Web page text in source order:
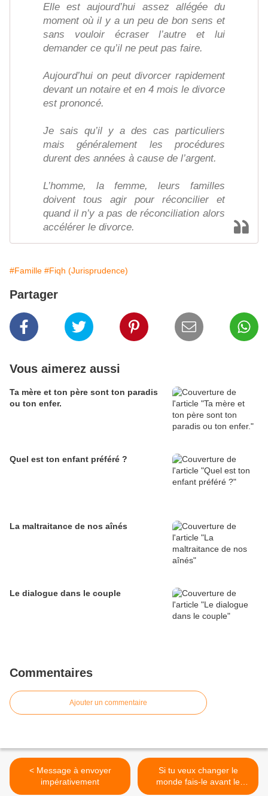
Elle est aujourd’hui assez allégée du
moment où il y a un peu de bon sens et
sans vouloir écraser l’autre et lui
demander ce qu’il ne peut pas faire.
Aujourd’hui on peut divorcer rapidement
devant un notaire et en 4 mois le divorce
est prononcé.
Je sais qu’il y a des cas particuliers
mais généralement les procédures
durent des années à cause de l’argent.
L’homme, la femme, leurs familles
doivent tous agir pour réconcilier et
quand il n’y a pas de réconciliation alors
accélérer le divorce.
#Famille #Fiqh (Jurisprudence)
Partager
Vous aimerez aussi
Ta mère et ton père sont ton paradis
ou ton enfer.
Quel est ton enfant préféré ?
La maltraitance de nos aînés
Le dialogue dans le couple
Commentaires
Ajouter un commentaire
< Message à envoyer
impérativement
Si tu veux changer le
monde fais-le avant le
mariage ... >